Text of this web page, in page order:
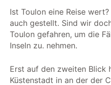
Ist Toulon eine Reise
auch gestellt. Sind wir
Toulon gefahren, um die
Inseln zu. nehmen.
Erst auf den zweiten Blick
Küstenstadt in an der der